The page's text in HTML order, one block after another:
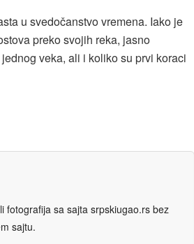
u svedočanstvo vremena. Iako je
preko svojih reka, jasno
veka, ali i koliko su prvi koraci
fotografija sa sajta srpskiugao.rs bez
sajtu.